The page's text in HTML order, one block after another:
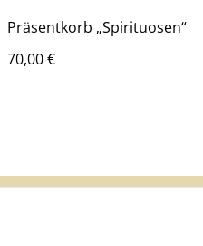
Präsentkorb „Spirituosen“
70,00 €